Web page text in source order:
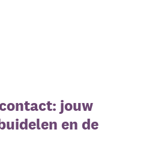
jouw
en de